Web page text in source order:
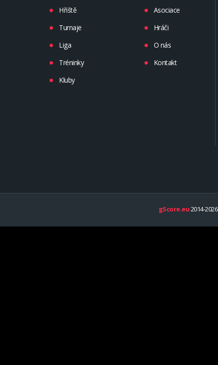
Hřiště
Turnaje
Liga
Tréninky
Kluby
Asociace
Hráči
O nás
Kontakt
gScore.eu2014-